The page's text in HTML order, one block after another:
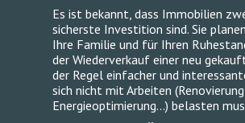
Es ist bekannt, dass Immobilien
sicherste Investition sind. Sie
Ihre Familie und für Ihren
der Wiederverkauf einer neu
der Regel einfacher und
sich nicht mit Arbeiten
Energieoptimierung...) belasten